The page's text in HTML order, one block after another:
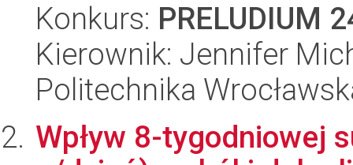
Konkurs: PRELUDIUM
Kierownik: Jennifer
Politechnika
Wpływ 8-tygodniowej